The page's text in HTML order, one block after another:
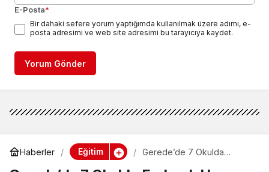
E-Posta*
Bir dahaki sefere yorum yaptığımda kullanılmak üzere adımı, e-
posta adresimi ve web site adresimi bu tarayıcıya kaydet.
Yorum Gönder
Haberler Eğitim
Gerede’de 7 Okulda